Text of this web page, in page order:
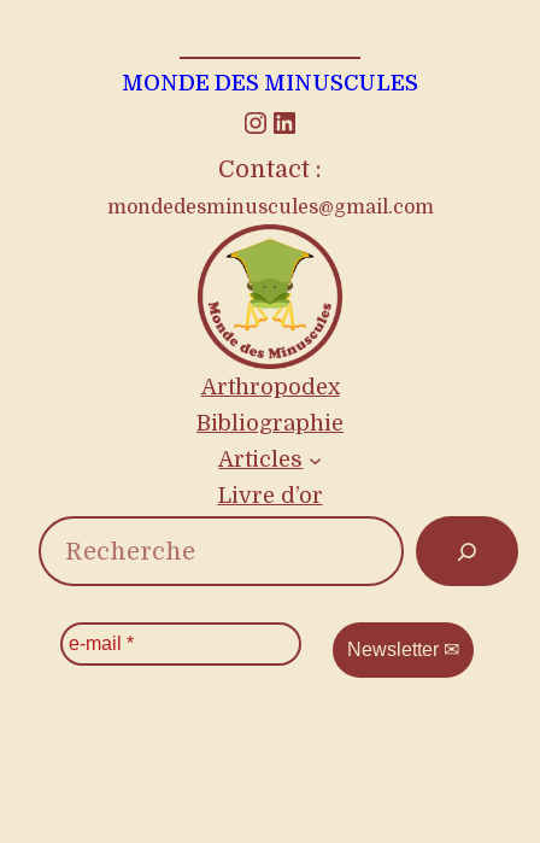
MONDE DES MINUSCULES
Instagram LinkedIn
Contact :
mondedesminuscules@gmail.com
Arthropodex
Bibliographie
Articles
Livre d’or
R
e
e
m